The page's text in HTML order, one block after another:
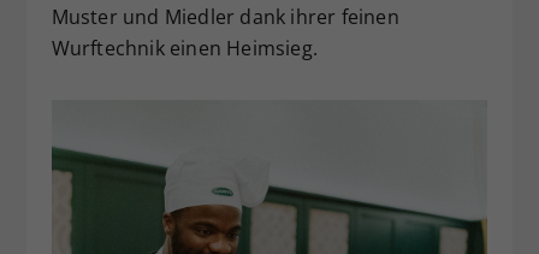
Muster und Miedler dank ihrer feinen
Wurftechnik einen Heimsieg.